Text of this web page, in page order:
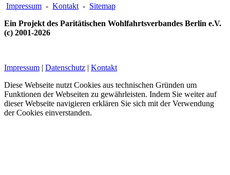
Impressum - Kontakt - Sitemap
Ein Projekt des Paritätischen Wohlfahrtsverbandes Berlin e.V.
(c) 2001-2026
Impressum | Datenschutz | Kontakt
Diese Webseite nutzt Cookies aus technischen Gründen um
Funktionen der Webseiten zu gewährleisten. Indem Sie weiter auf
dieser Webseite navigieren erklären Sie sich mit der Verwendung
der Cookies einverstanden.